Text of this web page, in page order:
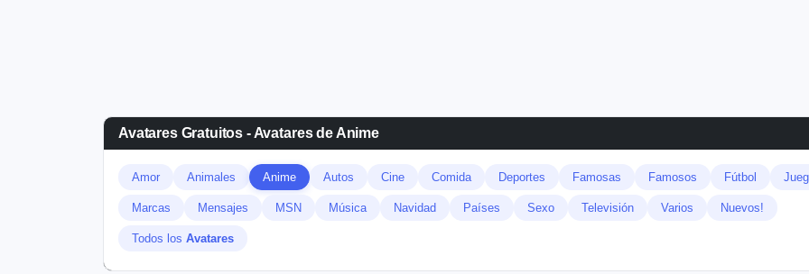
Avatares Gratuitos - Avatares de Anime
Amor Animales Anime Autos Cine Comida Deportes Famosas Famosos Fútbol
Marcas Mensajes MSN Música Navidad Países Sexo Televisión Varios Nuevos!
Todos los Avatares